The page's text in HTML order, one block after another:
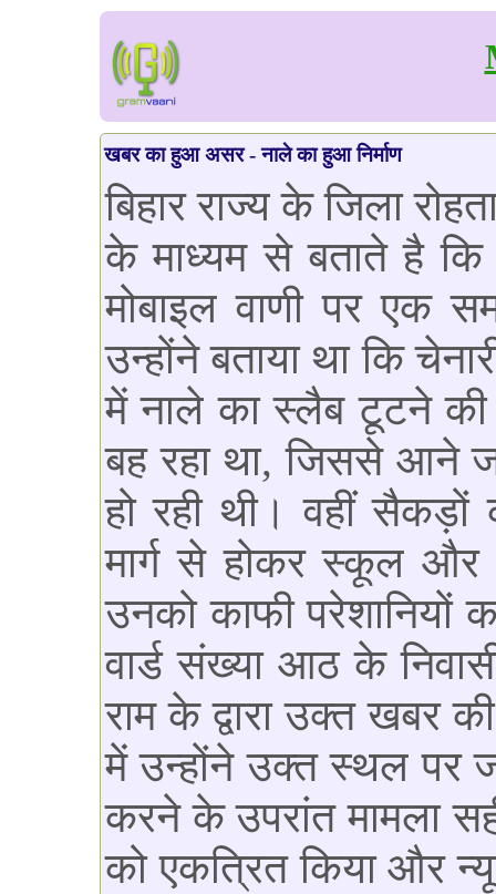
खबर का हुआ असर - नाले का हुआ निर्माण
बिहार राज्य के जिला
के माध्यम से बताते है कि
मोबाइल वाणी पर एक
उन्होंने बताया था कि
में नाले का स्लैब टूटने
बह रहा था, जिससे आने
हो रही थी। वहीं सैकड़ों
मार्ग से होकर स्कूल
उनको काफी परेशानियों
वार्ड संख्या आठ के
राम के द्वारा उक्त खबर
में उन्होंने उक्त स्थल पर
करने के उपरांत मामला
को एकत्रित किया और